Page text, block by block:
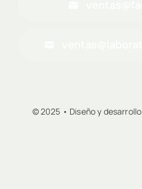
© 2025 • Diseño y desarrollo